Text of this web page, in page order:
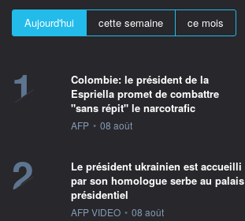
Aujourd'hui cette semaine ce mois
1
Colombie: le président de la
Espriella promet de combattre
"sans répit" le narcotrafic
information fournie par
AFP • 08 août
2
Le président ukrainien est accueilli
par son homologue serbe au palais
présidentiel
information fournie par
AFP VIDEO • 08 août